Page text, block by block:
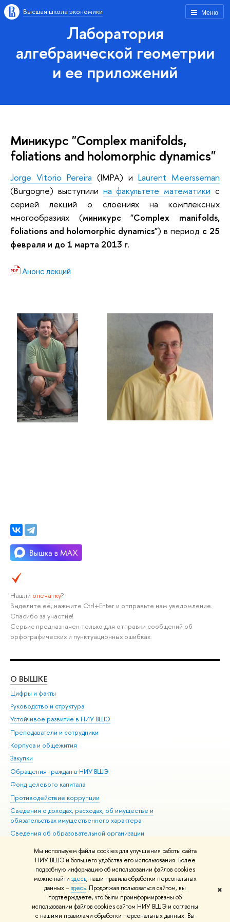
Мы используем файлы cookies для улучшения работы сайта
НИУ ВШЭ и большего удобства его использования. Более
подробную информацию об использовании файлов cookies
можно найти здесь, наши правила обработки персональных
данных –здесь. Продолжая пользоваться сайтом, вы
подтверждаете, что были проинформированы об
использовании файлов cookies сайтом НИУ ВШЭ и согласны
с нашими правилами обработки персональных данных. Вы
✖
Меню
Высшая школа экономики
Лаборатория
алгебраической геометрии
и ее приложений
Миникурс "Complex manifolds,
foliations and holomorphic dynamics"
Jorge Vitorio Pereira (IMPA) и Laurent Meersseman
(Burgogne) выступили на факультете математики с
серией лекций о слоениях на комплексных
многообразиях (миникурс "Complex manifolds,
foliations and holomorphic dynamics") в период с 25
февраля и до 1 марта 2013 г.
Анонс лекций
Нашли опечатку?
Выделите её, нажмите Ctrl+Enter и отправьте нам уведомление.
Спасибо за участие!
Сервис предназначен только для отправки сообщений об
орфографических и пунктуационных ошибках.
О ВЫШКЕ
Цифры и факты
Руководство и структура
Устойчивое развитие в НИУ ВШЭ
Преподаватели и сотрудники
Корпуса и общежития
Закупки
Обращения граждан в НИУ ВШЭ
Фонд целевого капитала
Противодействие коррупции
Сведения о доходах, расходах, об имуществе и
обязательствах имущественного характера
Сведения об образовательной организации
Людям с ограниченными возможностями здоровья
Единая платежная страница
Работа в Вышке
© НИУ ВШЭ 1993–2026 Адреса и контакты Условия использования
материалов Политика конфиденциальности Карта сайта